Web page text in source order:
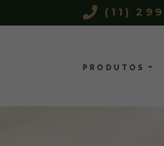
(11)
PRODUTOS